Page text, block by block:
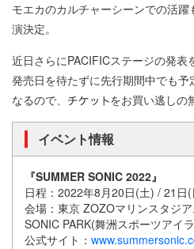
モエカのカルチャーシーンでの活
演決定。
近日さらにPACIFICステージの発
発売日を待たずに先行期間中でも予
なるので、
をお買い逃しの
イベント情報
『SUMMER SONIC 2022』
日程：2022年8月20日(土) / 21日(
会場：東京 ZOZOマリンスタジ
SONIC PARK(舞洲スポーツアイ
公式サイト：